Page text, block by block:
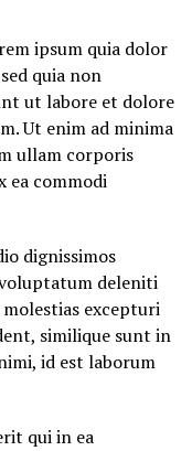
ipsum quia dolor
quia non
ut labore et dolore
Ut enim ad minima
ullam corporis
ea commodi
dignissimos
deleniti
excepturi
similique sunt in
id est laborum
qui in ea